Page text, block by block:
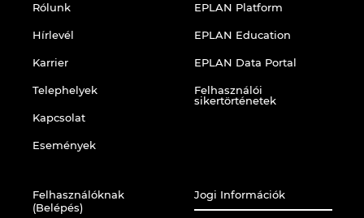
Rólunk
Hírlevél
Karrier
Telephelyek
Kapcsolat
Események
EPLAN Platform
EPLAN Education
EPLAN Data Portal
Felhasználói
sikertörténetek
Felhasználóknak
(Belépés)
Jogi Információk